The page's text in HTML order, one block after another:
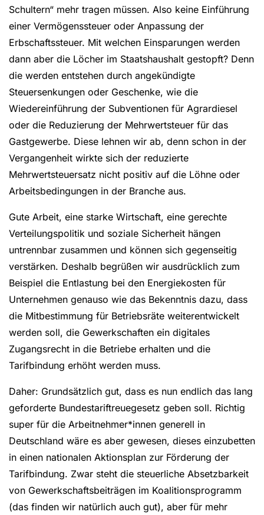
Schultern“ mehr tragen müssen. Also keine Einführung
einer Vermögenssteuer oder Anpassung der
Erbschaftssteuer. Mit welchen Einsparungen werden
dann aber die Löcher im Staatshaushalt gestopft? Denn
die werden entstehen durch angekündigte
Steuersenkungen oder Geschenke, wie die
Wiedereinführung der Subventionen für Agrardiesel
oder die Reduzierung der Mehrwertsteuer für das
Gastgewerbe. Diese lehnen wir ab, denn schon in der
Vergangenheit wirkte sich der reduzierte
Mehrwertsteuersatz nicht positiv auf die Löhne oder
Arbeitsbedingungen in der Branche aus.
Gute Arbeit, eine starke Wirtschaft, eine gerechte
Verteilungspolitik und soziale Sicherheit hängen
untrennbar zusammen und können sich gegenseitig
verstärken. Deshalb begrüßen wir ausdrücklich zum
Beispiel die Entlastung bei den Energiekosten für
Unternehmen genauso wie das Bekenntnis dazu, dass
die Mitbestimmung für Betriebsräte weiterentwickelt
werden soll, die Gewerkschaften ein digitales
Zugangsrecht in die Betriebe erhalten und die
Tarifbindung erhöht werden muss.
Daher: Grundsätzlich gut, dass es nun endlich das lang
geforderte Bundestariftreuegesetz geben soll. Richtig
super für die Arbeitnehmer*innen generell in
Deutschland wäre es aber gewesen, dieses einzubetten
in einen nationalen Aktionsplan zur Förderung der
Tarifbindung. Zwar steht die steuerliche Absetzbarkeit
von Gewerkschaftsbeiträgen im Koalitionsprogramm
(das finden wir natürlich auch gut), aber für mehr